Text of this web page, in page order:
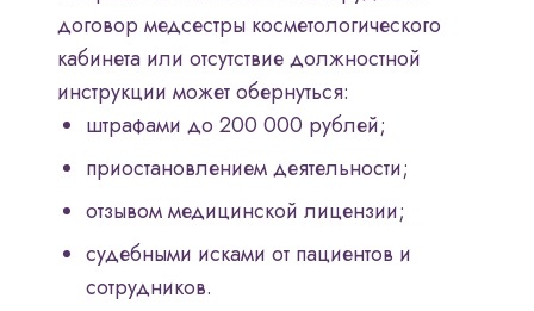
договор медсестры косметологического
кабинета или отсутствие должностной
инструкции может обернуться:
штрафами до 200 000 рублей;
приостановлением деятельности;
отзывом медицинской лицензии;
судебными исками от пациентов и
сотрудников.